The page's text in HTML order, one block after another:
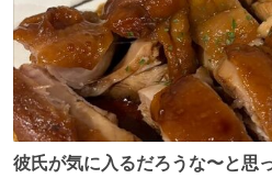
彼氏が気に入るだろうな〜と思